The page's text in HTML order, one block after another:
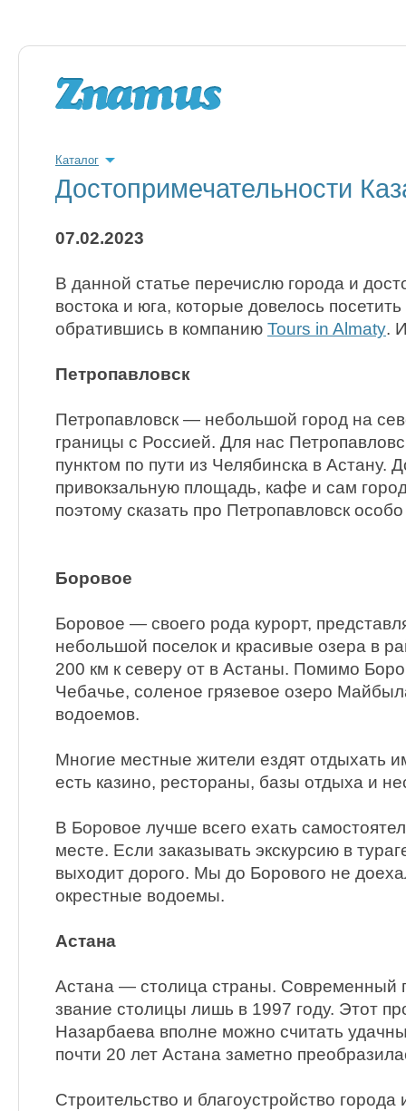
Каталог
Достопримечательности
07.02.2023
В данной статье перечислю города и
востока и юга, которые довелось
обратившись в компанию Tours in Almaty.
Петропавловск
Петропавловск — небольшой город на
границы с Россией. Для нас
пунктом по пути из Челябинска в Астану.
привокзальную площадь, кафе и сам
поэтому сказать про Петропавловск особо
Боровое
Боровое — своего рода курорт,
небольшой поселок и красивые озера в
200 км к северу от в Астаны. Помимо
Чебачье, соленое грязевое озеро
водоемов.
Многие местные жители ездят отдыхать
есть казино, рестораны, базы отдыха и
В Боровое лучше всего ехать
месте. Если заказывать экскурсию в
выходит дорого. Мы до Борового не
окрестные водоемы.
Астана
Астана — столица страны. Современный
звание столицы лишь в 1997 году. Этот
Назарбаева вполне можно считать
почти 20 лет Астана заметно
Строительство и благоустройство